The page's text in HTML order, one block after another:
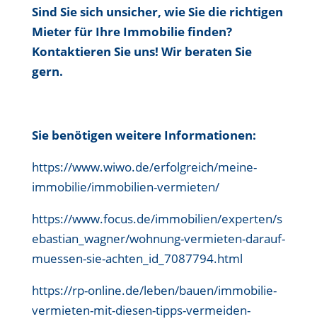
Sind Sie sich unsicher, wie Sie die richtigen
Mieter für Ihre Immobilie finden?
Kontaktieren Sie uns! Wir beraten Sie
gern.
Sie benötigen weitere Informationen:
https://www.wiwo.de/erfolgreich/meine-
immobilie/immobilien-vermieten/
https://www.focus.de/immobilien/experten/s
ebastian_wagner/wohnung-vermieten-darauf-
muessen-sie-achten_id_7087794.html
https://rp-online.de/leben/bauen/immobilie-
vermieten-mit-diesen-tipps-vermeiden-